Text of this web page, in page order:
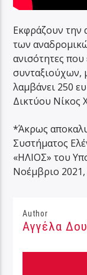
Εκφράζουν την
των
ανισότητες
συνταξιούχων,
λαμβάνει 250
Δικτύου Νίκος
*Άκρως
Συστήματος
«ΗΛΙΟΣ» του
Νοέμβριο
Author
Αγγέλα